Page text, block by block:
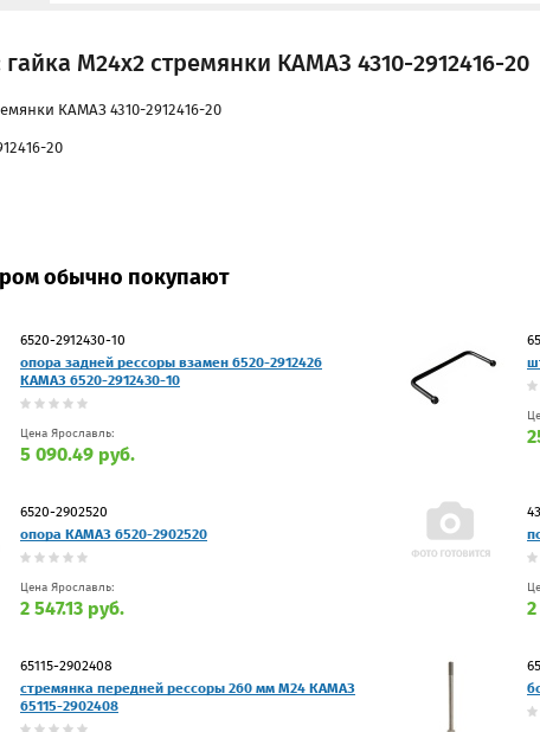
М24х2 стремянки КАМАЗ 4310-2912416-20
КАМАЗ 4310-2912416-20
20
обычно покупают
6520-2912430-10
опора задней рессоры взамен 6520-2912426
КАМАЗ 6520-2912430-10
Цена Ярославль:
5 090.49 руб.
6520-2902520
опора КАМАЗ 6520-2902520
Цена Ярославль:
2 547.13 руб.
65115-2902408
стремянка передней рессоры 260 мм М24 КАМАЗ
65115-2902408